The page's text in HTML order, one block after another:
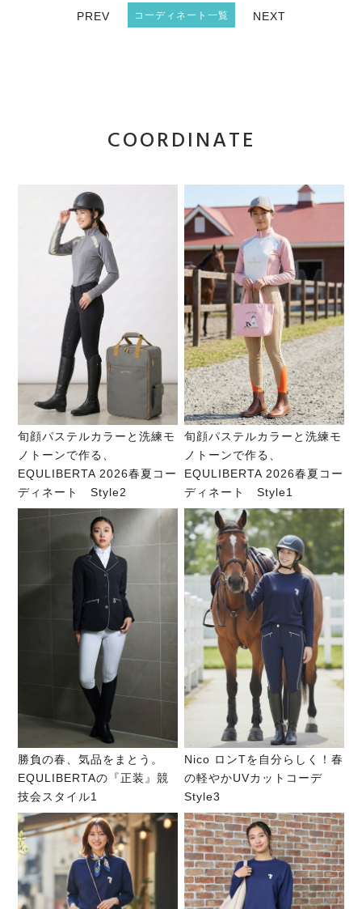
PREV コーディネート一覧 NEXT
COORDINATE
旬顔パステルカラーと洗練モ
ノトーンで作る、
EQULIBERTA 2026春夏コー
ディネート Style2
旬顔パステルカラーと洗練モ
ノトーンで作る、
EQULIBERTA 2026春夏コー
ディネート Style1
勝負の春、気品をまとう。
EQULIBERTAの『正装』競
技会スタイル1
Nico ロンTを自分らしく！春
の軽やかUVカットコーデ
Style3